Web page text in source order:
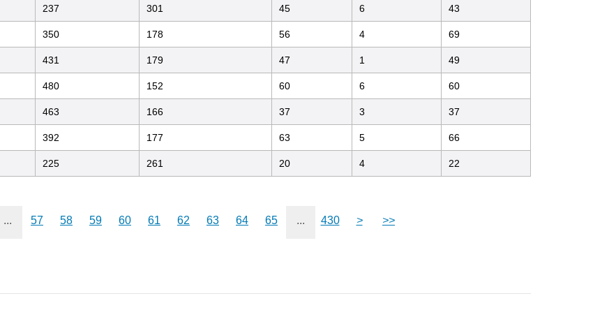
237 301 45 6 43
350 178 56 4 69
431 179 47 1 49
480 152 60 6 60
463 166 37 3 37
392 177 63 5 66
225 261 20 4 22
... 57 58 59 60 61 62 63 64 65 ... 430 > >>